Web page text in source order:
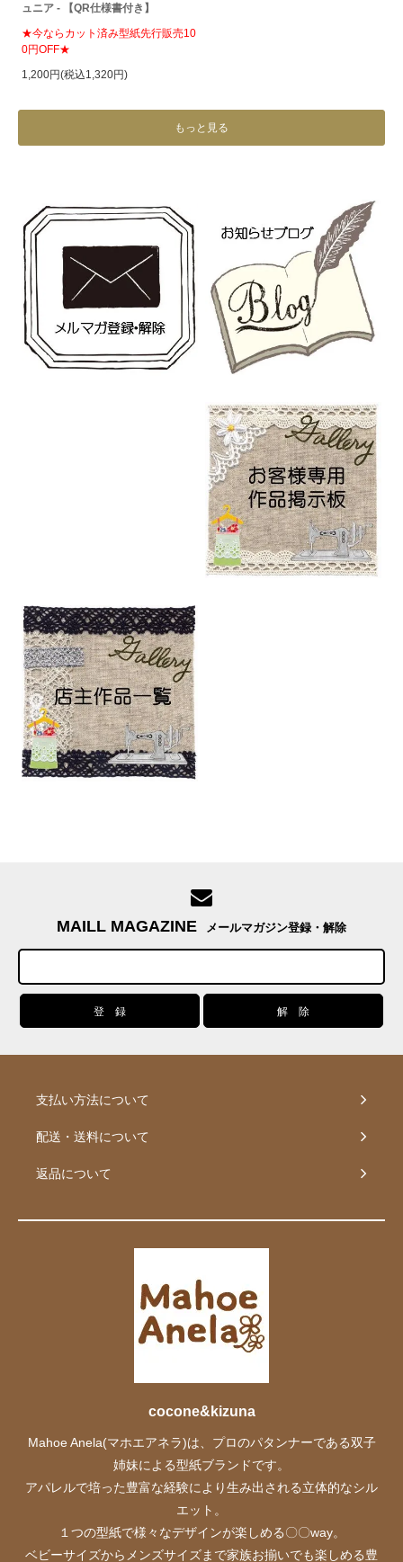
ュニア - 【QR仕様書付き】
★今ならカット済み型紙先行販売10
0円OFF★
1,200円(税込1,320円)
もっと見る
MAILL MAGAZINE メールマガジン登録・解除
支払い方法について
配送・送料について
返品について
cocone&kizuna
Mahoe Anela(マホエアネラ)は、プロのパタンナーである双子
姉妹による型紙ブランドです。
アパレルで培った豊富な経験により生み出される立体的なシル
エット。
１つの型紙で様々なデザインが楽しめる〇〇way。
ベビーサイズからメンズサイズまで家族お揃いでも楽しめる豊